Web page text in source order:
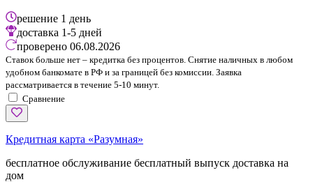
решение 1 день
доставка 1-5 дней
проверено 06.08.2026
Ставок больше нет – кредитка без процентов. Снятие наличных в любом
удобном банкомате в РФ и за границей без комиссии. Заявка
рассматривается в течение 5-10 минут.
Сравнение
Кредитная карта «Разумная»
бесплатное обслуживание бесплатный выпуск доставка на
дом